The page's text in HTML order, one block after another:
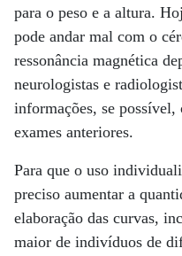
para o peso e a altura.
pode andar mal com o
ressonância magnética
neurologistas e
informações, se possível,
exames anteriores.
Para que o uso
preciso aumentar a
elaboração das curvas,
maior de indivíduos de